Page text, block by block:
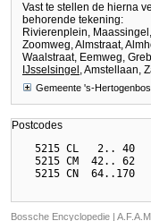
Vast te stellen de hierna
behorende tekening:
Rivierenplein,
Zoomweg, Almstraat,
Waalstraat, Eemweg,
IJsselsingel , Amstellaan,
Gemeente 's-
Postcodes
  5215 CL   2.. 40
  5215 CM  42.. 62
Bossche Encyclopedie |